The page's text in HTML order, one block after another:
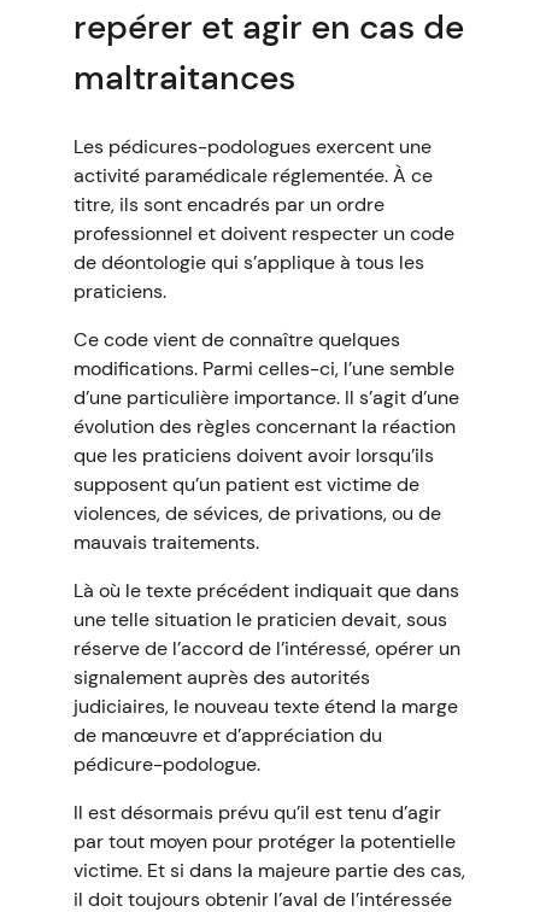
repérer et agir en cas de
maltraitances
Les pédicures-podologues exercent une
activité paramédicale réglementée. À ce
titre, ils sont encadrés par un ordre
professionnel et doivent respecter un code
de déontologie qui s’applique à tous les
praticiens.
Ce code vient de connaître quelques
modifications. Parmi celles-ci, l’une semble
d’une particulière importance. Il s’agit d’une
évolution des règles concernant la réaction
que les praticiens doivent avoir lorsqu’ils
supposent qu’un patient est victime de
violences, de sévices, de privations, ou de
mauvais traitements.
Là où le texte précédent indiquait que dans
une telle situation le praticien devait, sous
réserve de l’accord de l’intéressé, opérer un
signalement auprès des autorités
judiciaires, le nouveau texte étend la marge
de manœuvre et d’appréciation du
pédicure-podologue.
Il est désormais prévu qu’il est tenu d’agir
par tout moyen pour protéger la potentielle
victime. Et si dans la majeure partie des cas,
il doit toujours obtenir l’aval de l’intéressée